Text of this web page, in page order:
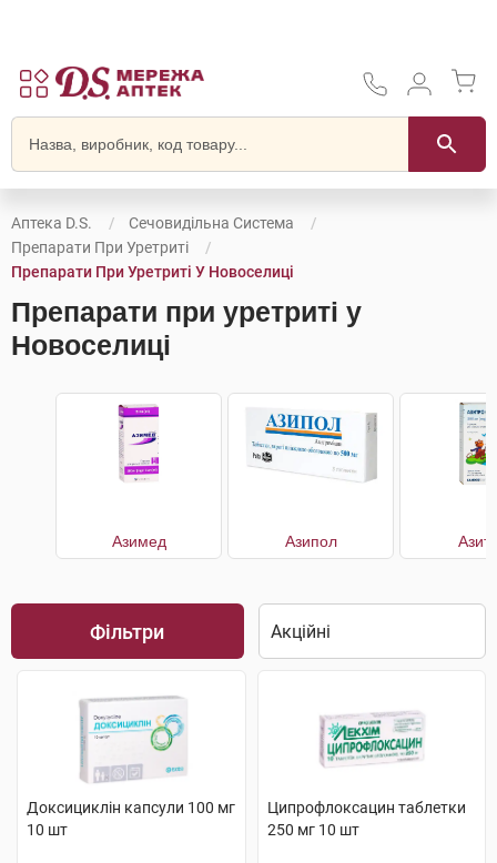
Аптека D.S.
Сечовидільна Система
Препарати При Уретриті
Препарати При Уретриті У Новоселиці
Препарати при уретриті у
Новоселиці
Азимед Азипол
Фільтри
Доксициклін капсули 100 мг
10 шт
Ципрофлоксацин таблетки
250 мг 10 шт